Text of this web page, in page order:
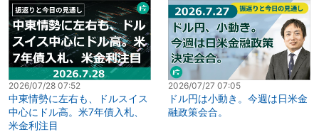
2026/07/28 07:52
中東情勢に左右も、ドルスイス
中心にドル高。米7年債入札、
米金利注目
2026/07/27 07:05
ドル円は小動き。今週は日米金
融政策会合。